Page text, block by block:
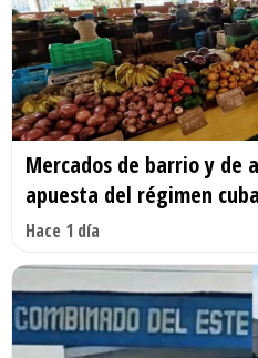
Mercados de barrio y de
apuesta del régimen
Hace 1 día